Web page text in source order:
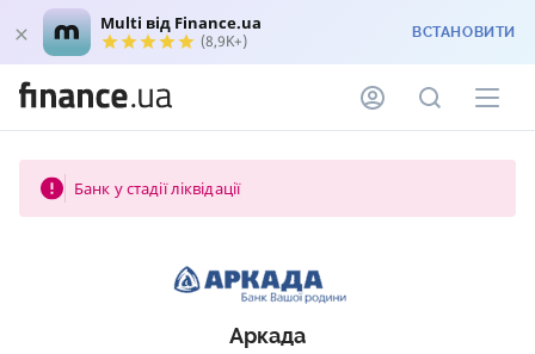
Multi від Finance.ua
(8,9K+) ВСТАНОВИТИ
Банк у стадії ліквідації
Аркада